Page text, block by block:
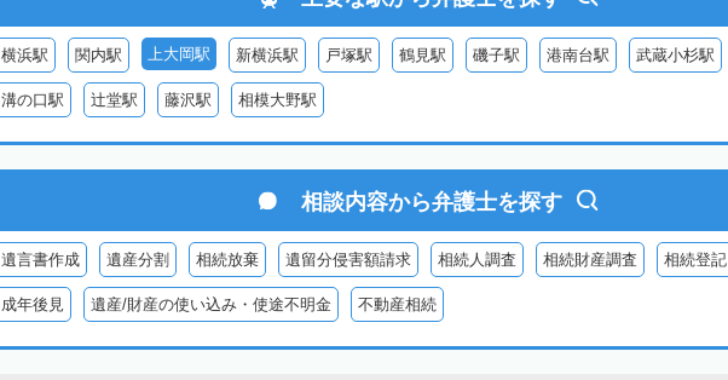
横浜駅 関内駅 上大岡駅 新横浜駅 戸塚駅 鶴見駅 磯子駅 港南台駅 武蔵小杉駅
溝の口駅 辻堂駅 藤沢駅 相模大野駅
相談内容から弁護士を探す
遺言書作成 遺産分割 相続放棄 遺留分侵害額請求 相続人調査 相続財産調査 相続登記
成年後見 遺産/財産の使い込み・使途不明金 不動産相続